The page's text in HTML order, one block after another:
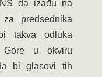
da izađu na
predsednika
takva odluka
Gore u okviru
bi glasovi tih